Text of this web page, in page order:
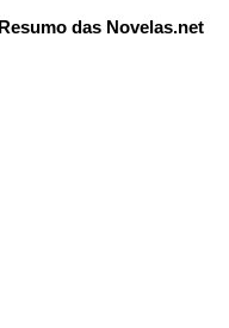
Resumo das Novelas.net